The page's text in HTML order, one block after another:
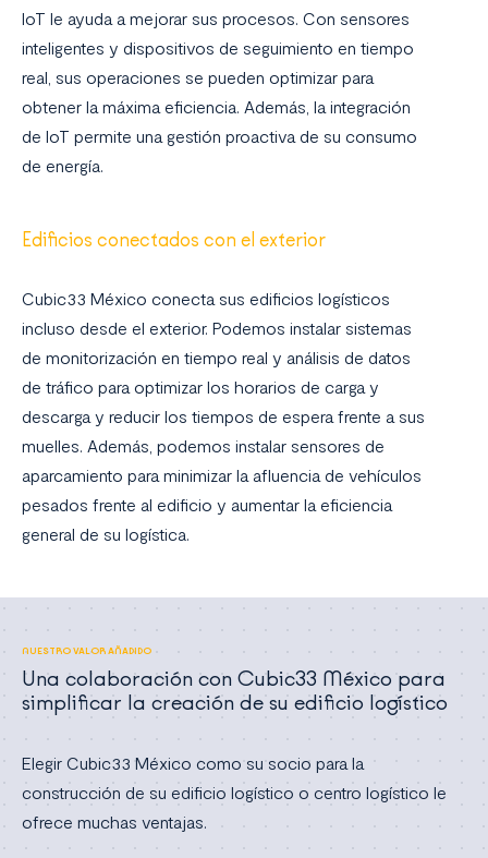
IoT le ayuda a mejorar sus procesos. Con sensores
inteligentes y dispositivos de seguimiento en tiempo
real, sus operaciones se pueden optimizar para
obtener la máxima eficiencia. Además, la integración
de IoT permite una gestión proactiva de su consumo
de energía.
Edificios conectados con el exterior
Cubic33 México conecta sus edificios logísticos
incluso desde el exterior. Podemos instalar sistemas
de monitorización en tiempo real y análisis de datos
de tráfico para optimizar los horarios de carga y
descarga y reducir los tiempos de espera frente a sus
muelles. Además, podemos instalar sensores de
aparcamiento para minimizar la afluencia de vehículos
pesados frente al edificio y aumentar la eficiencia
general de su logística.
NUESTRO VALOR AÑADIDO
Una colaboración con Cubic33 México para
simplificar la creación de su edificio logístico
Elegir Cubic33 México como su socio para la
construcción de su edificio logístico o centro logístico le
ofrece muchas ventajas.